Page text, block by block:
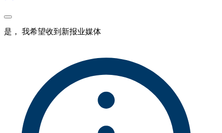
是， 我希望收到新报业媒体